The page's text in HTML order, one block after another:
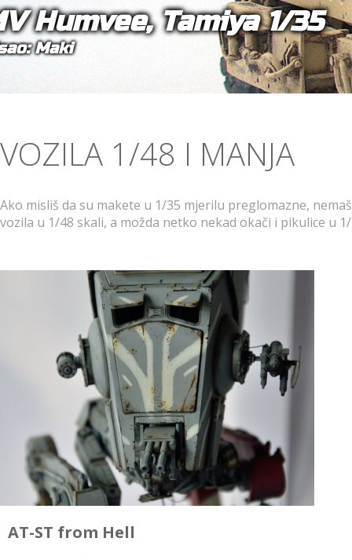
Humvee, Tamiya 1/35
Maki
VOZILA 1/48 I MANJA
Ako misliš da su makete u 1/35 mjerilu preglomazne,
vozila u 1/48 skali, a možda netko nekad okači i pikulice u
AT-ST from Hell